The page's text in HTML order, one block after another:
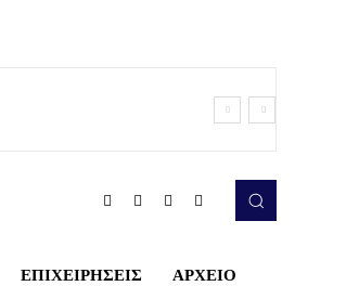
ΕΠΙΧΕΙΡΗΣΕΙΣ ΑΡΧΕΙΟ